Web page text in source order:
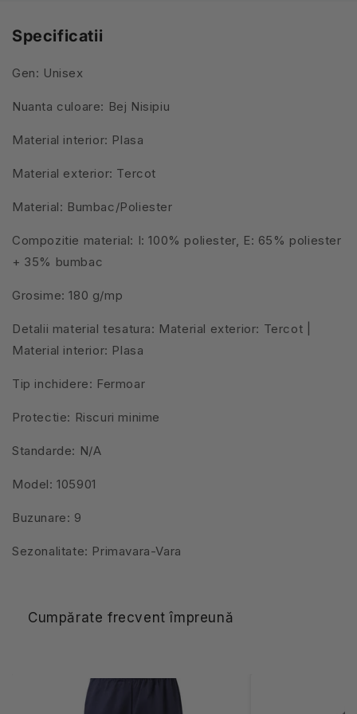
Specificatii
Gen: Unisex
Nuanta culoare: Bej Nisipiu
Material interior: Plasa
Material exterior: Tercot
Material: Bumbac/Poliester
Compozitie material: I: 100% poliester, E: 65% poliester
+ 35% bumbac
Grosime: 180 g/mp
Detalii material tesatura: Material exterior: Tercot |
Material interior: Plasa
Tip inchidere: Fermoar
Protectie: Riscuri minime
Standarde: N/A
Model: 105901
Buzunare: 9
Sezonalitate: Primavara-Vara
Cumpărate frecvent împreună